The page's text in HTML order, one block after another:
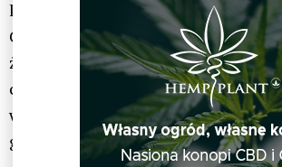
która umieszczała małe paczuszki w
Czyli wystarczy otworzyć
żucia. Podobne działanie mają płyny
chociaż domyślamy się, że trudno
wypłukać usta płynem do płukania w
gdy masz za chwilę zrobić test.